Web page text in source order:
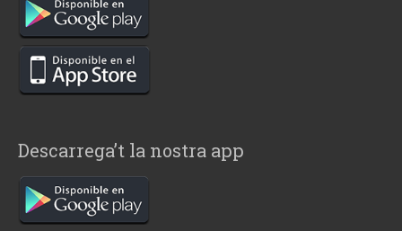
Descarrega’t la nostra app